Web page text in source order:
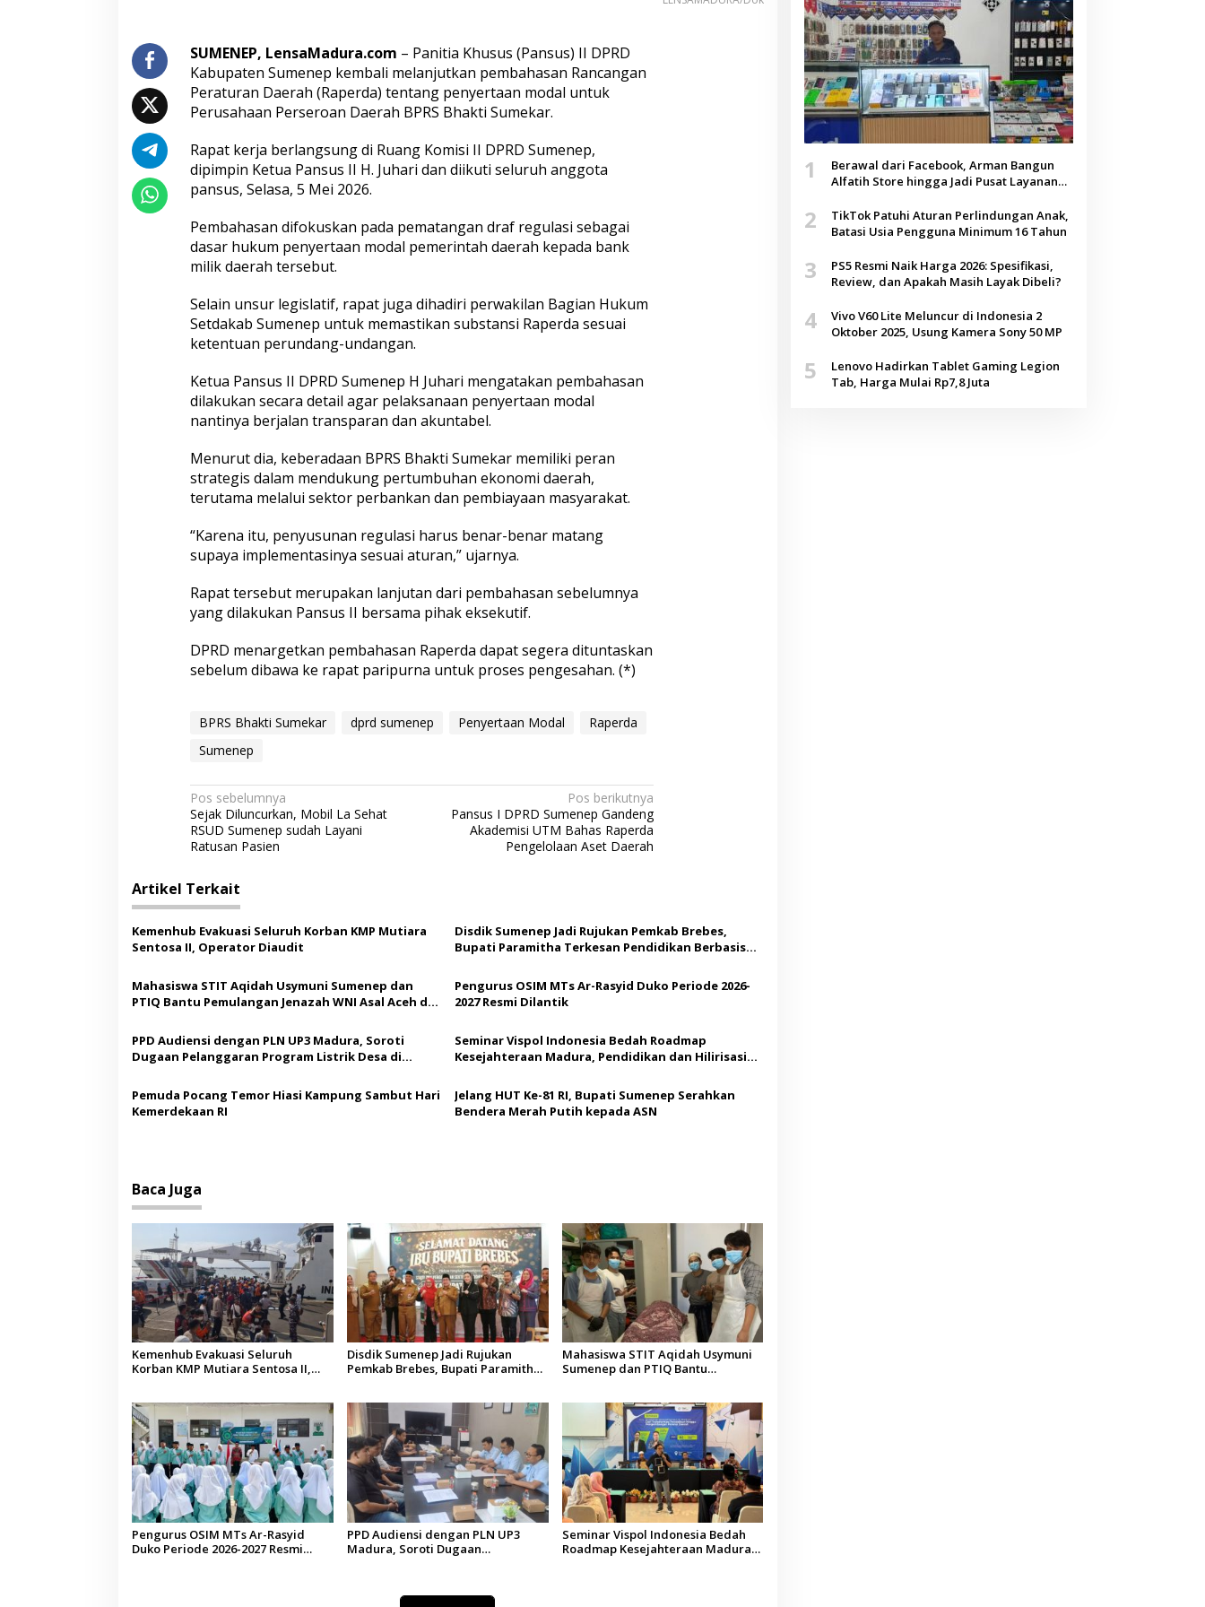
P
e
n
y
e
a
a
n
o
a
l
P
R
B
a
k
t
u
m
e
a
r
SUMENEP, LensaMadura.com – Panitia Khusus (Pansus) II DPRD
Kabupaten Sumenep kembali melanjutkan pembahasan Rancangan
Peraturan Daerah (Raperda) tentang penyertaan modal untuk
Perusahaan Perseroan Daerah BPRS Bhakti Sumekar.
Rapat kerja berlangsung di Ruang Komisi II DPRD Sumenep,
dipimpin Ketua Pansus II H. Juhari dan diikuti seluruh anggota
pansus, Selasa, 5 Mei 2026.
Pembahasan difokuskan pada pematangan draf regulasi sebagai
dasar hukum penyertaan modal pemerintah daerah kepada bank
milik daerah tersebut.
Selain unsur legislatif, rapat juga dihadiri perwakilan Bagian Hukum
Setdakab Sumenep untuk memastikan substansi Raperda sesuai
ketentuan perundang-undangan.
Ketua Pansus II DPRD Sumenep H Juhari mengatakan pembahasan
dilakukan secara detail agar pelaksanaan penyertaan modal
nantinya berjalan transparan dan akuntabel.
Menurut dia, keberadaan BPRS Bhakti Sumekar memiliki peran
strategis dalam mendukung pertumbuhan ekonomi daerah,
terutama melalui sektor perbankan dan pembiayaan masyarakat.
“Karena itu, penyusunan regulasi harus benar-benar matang
supaya implementasinya sesuai aturan,” ujarnya.
Rapat tersebut merupakan lanjutan dari pembahasan sebelumnya
yang dilakukan Pansus II bersama pihak eksekutif.
DPRD menargetkan pembahasan Raperda dapat segera dituntaskan
sebelum dibawa ke rapat paripurna untuk proses pengesahan. (*)
BPRS Bhakti Sumekar dprd sumenep Penyertaan Modal
Raperda
Sumenep
N
a
v
i
g
a
s
i
p
s
Pos sebelumnya
Sejak Diluncurkan, Mobil La Sehat
RSUD Sumenep sudah Layani
Ratusan Pasien
Pos berikutnya
Pansus I DPRD Sumenep Gandeng
Akademisi UTM Bahas Raperda
Pengelolaan Aset Daerah
Artikel Terkait
Kemenhub Evakuasi Seluruh Korban KMP Mutiara
Sentosa II, Operator Diaudit
Disdik Sumenep Jadi Rujukan Pemkab Brebes,
Bupati Paramitha Terkesan Pendidikan Berbasis
Mahasiswa STIT Aqidah Usymuni Sumenep dan
PTIQ Bantu Pemulangan Jenazah WNI Asal Aceh di
Pengurus OSIM MTs Ar-Rasyid Duko Periode 2026-
2027 Resmi Dilantik
PPD Audiensi dengan PLN UP3 Madura, Soroti
Dugaan Pelanggaran Program Listrik Desa di
Seminar Vispol Indonesia Bedah Roadmap
Kesejahteraan Madura, Pendidikan dan Hilirisasi
Pemuda Pocang Temor Hiasi Kampung Sambut Hari
Kemerdekaan RI
Jelang HUT Ke-81 RI, Bupati Sumenep Serahkan
Bendera Merah Putih kepada ASN
Baca Juga
Kemenhub Evakuasi Seluruh
Korban KMP Mutiara Sentosa II,
Disdik Sumenep Jadi Rujukan
Pemkab Brebes, Bupati Paramitha
Mahasiswa STIT Aqidah Usymuni
Sumenep dan PTIQ Bantu
Pengurus OSIM MTs Ar-Rasyid
Duko Periode 2026-2027 Resmi
PPD Audiensi dengan PLN UP3
Madura, Soroti Dugaan
Seminar Vispol Indonesia Bedah
Roadmap Kesejahteraan Madura,
1
Berawal dari Facebook, Arman Bangun
Alfatih Store hingga Jadi Pusat Layanan
2
TikTok Patuhi Aturan Perlindungan Anak,
Batasi Usia Pengguna Minimum 16 Tahun
3
PS5 Resmi Naik Harga 2026: Spesifikasi,
Review, dan Apakah Masih Layak Dibeli?
4
Vivo V60 Lite Meluncur di Indonesia 2
Oktober 2025, Usung Kamera Sony 50 MP
5
Lenovo Hadirkan Tablet Gaming Legion
Tab, Harga Mulai Rp7,8 Juta